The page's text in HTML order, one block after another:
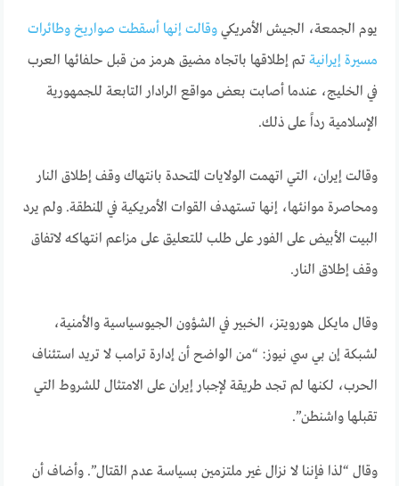
يوم الجمعة، الجيش الأمريكيوقالت إنها أسقطت صواريخ وطائرات
مسيرة إيرانيةتم إطلاقها باتجاه مضيق هرمز من قبل حلفائها العرب
في الخليج، عندما أصابت بعض مواقع الرادار التابعة للجمهورية
الإسلامية رداً على ذلك.
وقالت إيران، التي اتهمت الولايات المتحدة بانتهاك وقف إطلاق النار
ومحاصرة موانئها، إنها تستهدف القوات الأمريكية في المنطقة. ولم يرد
البيت الأبيض على الفور على طلب للتعليق على مزاعم انتهاكه لاتفاق
وقف إطلاق النار.
وقال مايكل هورويتز، الخبير في الشؤون الجيوسياسية والأمنية،
لشبكة إن بي سي نيوز: “من الواضح أن إدارة ترامب لا تريد استئناف
الحرب، لكنها لم تجد طريقة لإجبار إيران على الامتثال للشروط التي
تقبلها واشنطن”.
وقال “لذا فإننا لا نزال غير ملتزمين بسياسة عدم القتال”. وأضاف أن